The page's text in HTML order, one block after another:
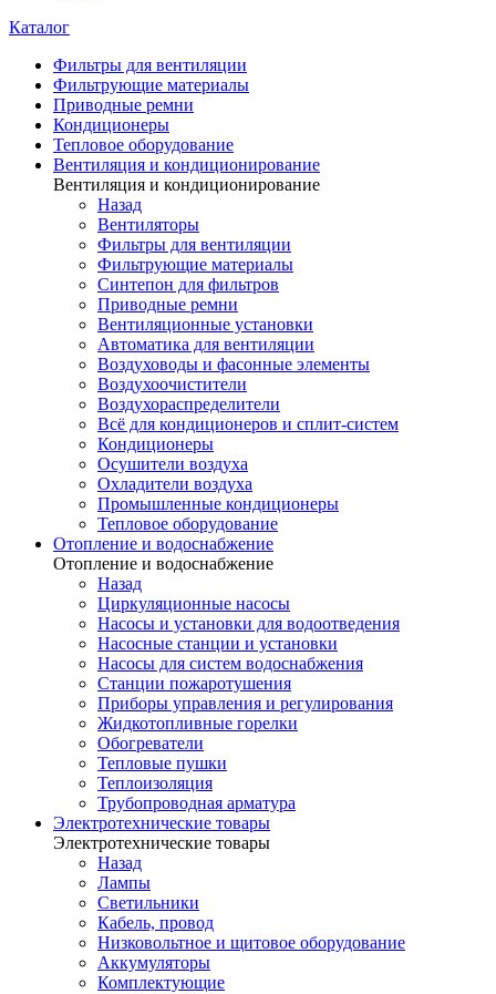
Каталог
Фильтры для вентиляции
Фильтрующие материалы
Приводные ремни
Кондиционеры
Тепловое оборудование
Вентиляция и кондиционирование
Вентиляция и кондиционирование
Назад
Вентиляторы
Фильтры для вентиляции
Фильтрующие материалы
Синтепон для фильтров
Приводные ремни
Вентиляционные установки
Автоматика для вентиляции
Воздуховоды и фасонные элементы
Воздухоочистители
Воздухораспределители
Всё для кондиционеров и сплит-систем
Кондиционеры
Осушители воздуха
Охладители воздуха
Промышленные кондиционеры
Тепловое оборудование
Отопление и водоснабжение
Отопление и водоснабжение
Назад
Циркуляционные насосы
Насосы и установки для водоотведения
Насосные станции и установки
Насосы для систем водоснабжения
Станции пожаротушения
Приборы управления и регулирования
Жидкотопливные горелки
Обогреватели
Тепловые пушки
Теплоизоляция
Трубопроводная арматура
Электротехнические товары
Электротехнические товары
Назад
Лампы
Светильники
Кабель, провод
Низковольтное и щитовое оборудование
Аккумуляторы
Комплектующие